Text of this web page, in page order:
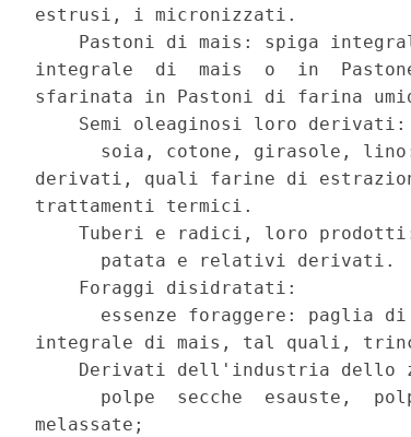
estrusi, i micronizzati.
Pastoni di mais: spiga
integrale  di  mais  o  in
sfarinata in Pastoni di farina
    Semi oleaginosi loro derivati:
soia, cotone, girasole,
derivati, quali farine di
trattamenti termici.
Tuberi e radici, loro
      patata e relativi derivati.
    Foraggi disidratati:
essenze foraggere: paglia
integrale di mais, tal quali,
Derivati dell'industria dello
polpe  secche  esauste,
melassate;